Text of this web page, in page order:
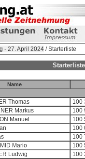
- 27. April 2024 / Starterliste
Name
Thomas
100
Markus
100
Manuel
100
100
100
Mario
100
Ludwig
100